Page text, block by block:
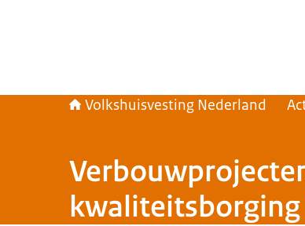
Volkshuisvesting Nederland